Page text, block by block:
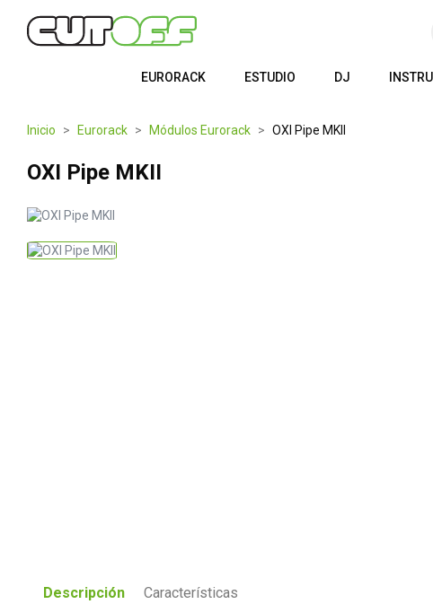
EURORACK ESTUDIO DJ
Inicio Eurorack Módulos Eurorack OXI Pipe MKII
OXI Pipe MKII
Descripción Características